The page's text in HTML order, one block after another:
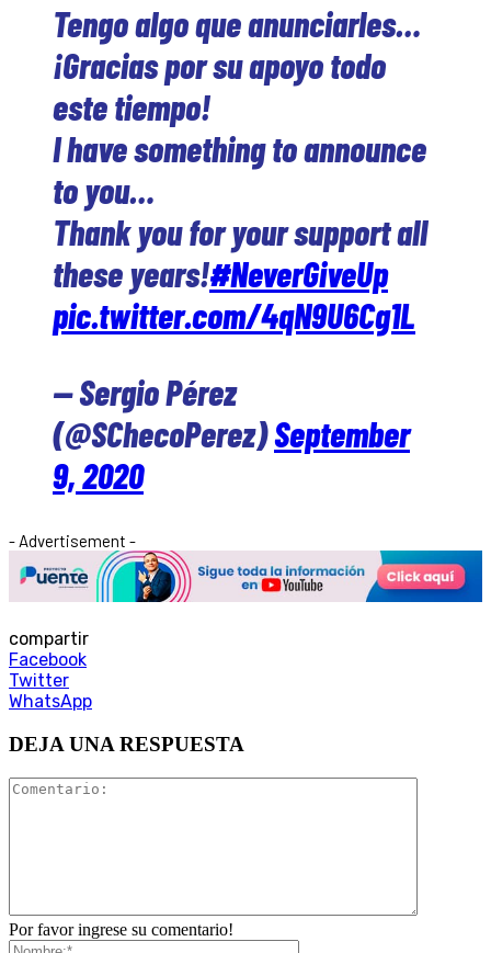
Tengo algo que anunciarles…
¡Gracias por su apoyo todo
este tiempo!
I have something to announce
to you…
Thank you for your support all
these years!#NeverGiveUp
pic.twitter.com/4qN9U6Cg1L
— Sergio Pérez
(@SChecoPerez)September
9, 2020
- Advertisement -
compartir
Facebook
Twitter
WhatsApp
DEJA UNA RESPUESTA
Por favor ingrese su comentario!